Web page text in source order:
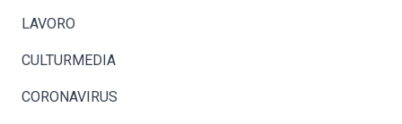
LAVORO
CULTURMEDIA
CORONAVIRUS